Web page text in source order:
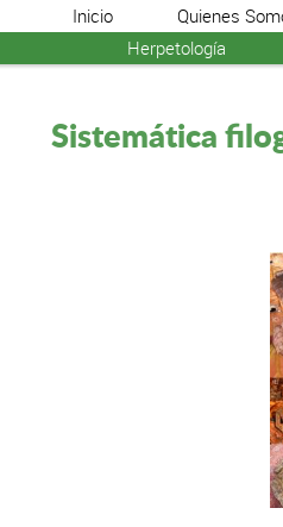
Inicio Quienes
Herpetología
Sistemática